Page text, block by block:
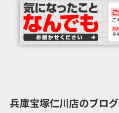
兵庫宝塚仁川店のブログ